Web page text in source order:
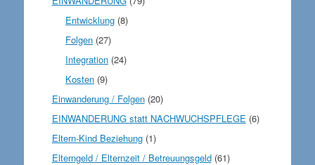
Entwicklung (8)
Folgen (27)
Integration (24)
Kosten (9)
Einwanderung / Folgen(20)
EINWANDERUNG statt NACHWUCHSPFLEGE (6)
Eltern-Kind Beziehung(1)
Elterngeld / Elternzeit / Betreuungsgeld(61)